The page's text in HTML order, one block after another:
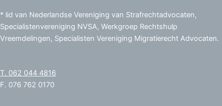
* lid van Nederlandse Vereniging van Strafrechtadvocaten,
Specialistenvereniging NVSA, Werkgroep Rechtshulp
Vreemdelingen, Specialisten Vereniging Migratierecht Advocaten.
T. 062 044 4816
F. 076 762 0170